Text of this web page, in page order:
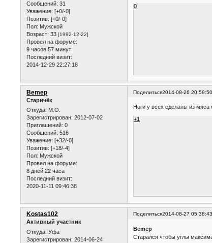
Сообщений: 31
Уважение: [+0/-0]
Позитив: [+0/-0]
Пол: Мужской
Возраст: 33[1992-12-22]
Провел на форуме:
9 часов 57 минут
Последний визит:
2014-12-29 22:27:18
0
Поделиться2014-08-26 20:59:50
Bemep
Старичёк
Откуда: М.О.
Зарегистрирован: 2012-07-02
Приглашений: 0
Сообщений: 516
Уважение: [+32/-0]
Позитив: [+18/-4]
Пол: Мужской
Провел на форуме:
8 дней 22 часа
Последний визит:
2020-11-11 09:46:38
Ноги у всех сделаны из мяса
+1
Поделиться2014-08-27 05:38:43
Kostas102
Активный участник
Откуда: Уфа
Зарегистрирован: 2014-06-24
Bemep
Старался чтобы углы